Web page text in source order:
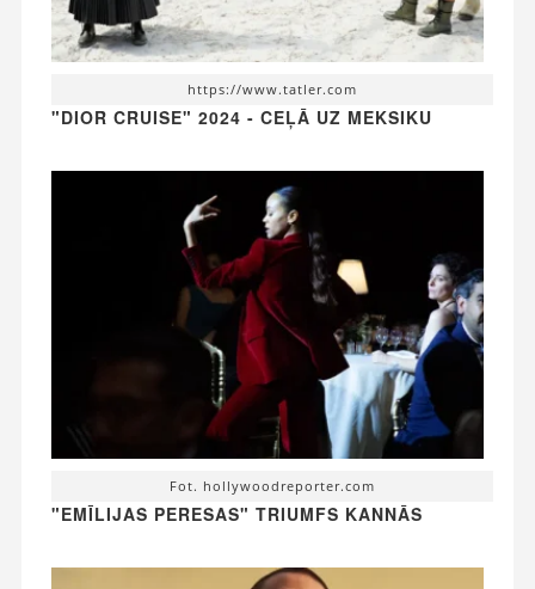
https://www.tatler.com
"DIOR CRUISE" 2024 - CEĻĀ UZ MEKSIKU
Fot. hollywoodreporter.com
"EMĪLIJAS PERESAS" TRIUMFS KANNĀS